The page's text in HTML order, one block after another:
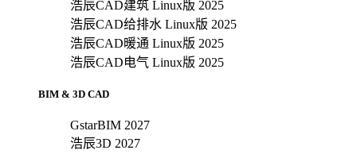
浩辰CAD建筑 Linux版 2025
浩辰CAD给排水 Linux版 2025
浩辰CAD暖通 Linux版 2025
浩辰CAD电气 Linux版 2025
BIM & 3D CAD
GstarBIM 2027
浩辰3D 2027